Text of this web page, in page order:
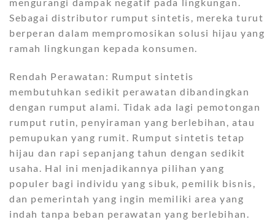
Sebagai distributor rumput sintetis, mereka turut
berperan dalam mempromosikan solusi hijau yang
ramah lingkungan kepada konsumen.
Rendah Perawatan: Rumput sintetis
membutuhkan sedikit perawatan dibandingkan
dengan rumput alami. Tidak ada lagi pemotongan
rumput rutin, penyiraman yang berlebihan, atau
pemupukan yang rumit. Rumput sintetis tetap
hijau dan rapi sepanjang tahun dengan sedikit
usaha. Hal ini menjadikannya pilihan yang
populer bagi individu yang sibuk, pemilik bisnis,
dan pemerintah yang ingin memiliki area yang
indah tanpa beban perawatan yang berlebihan.